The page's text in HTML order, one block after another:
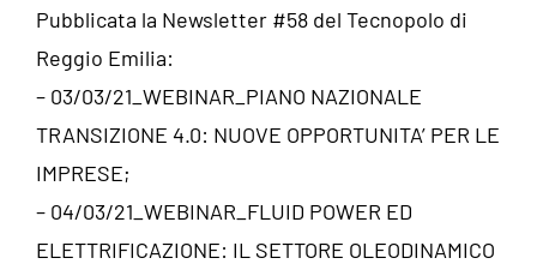
Pubblicata la Newsletter #58 del Tecnopolo di
Reggio Emilia:
– 03/03/21_WEBINAR_PIANO NAZIONALE
TRANSIZIONE 4.0: NUOVE OPPORTUNITA’ PER LE
IMPRESE;
– 04/03/21_WEBINAR_FLUID POWER ED
ELETTRIFICAZIONE: IL SETTORE OLEODINAMICO